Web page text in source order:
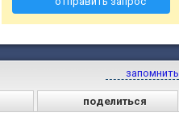
запомнить
поделиться